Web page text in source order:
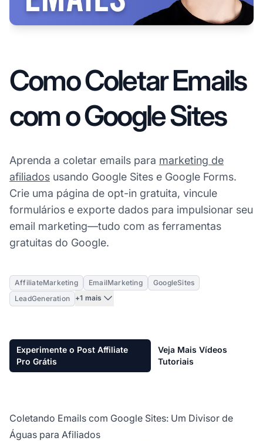
Como Coletar Emails
com o Google Sites
Aprenda a coletar emails para marketing de
afiliados usando Google Sites e Google Forms.
Crie uma página de opt-in gratuita, vincule
formulários e exporte dados para impulsionar seu
email marketing—tudo com as ferramentas
gratuitas do Google.
AffiliateMarketing EmailMarketing
GoogleSites
LeadGeneration
+1 mais
Experimente o Post Affiliate
Pro Grátis
Veja Mais Vídeos
Tutoriais
Coletando Emails com Google Sites: Um Divisor de
Águas para Afiliados